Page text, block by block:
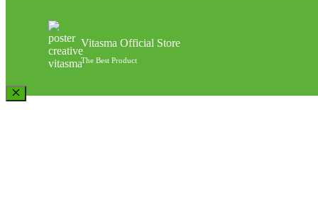
Vitasma Official Store
The Best Product
Close